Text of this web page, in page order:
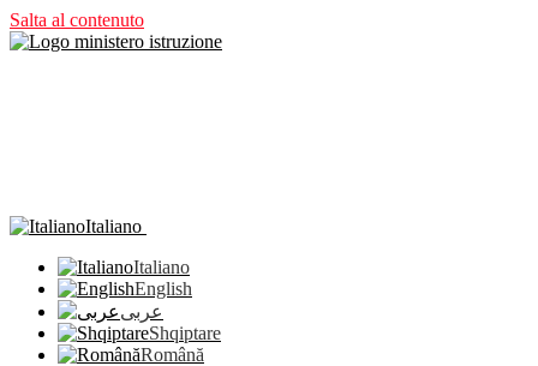
Salta al contenuto
Italiano
Italiano
English
عربى
Shqiptare
Română